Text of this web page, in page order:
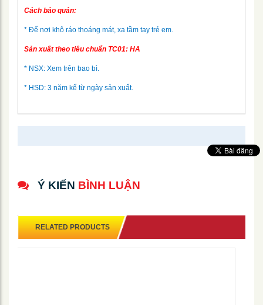
Cách bảo quản:
* Để nơi khô ráo thoáng mát, xa tầm tay trẻ em.
Sản xuất theo tiêu chuẩn TC01: HA
* NSX: Xem trên bao bì.
* HSD: 3 năm kể từ ngày sản xuất.
Ý KIẾN BÌNH LUẬN
RELATED PRODUCTS